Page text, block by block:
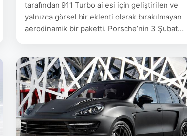
tarafından 911 Turbo ailesi için geliştirilen ve
yalnızca görsel bir eklenti olarak bırakılmayan
aerodinamik bir paketti. Porsche’nin 3 Şubat
tasarlanan arka kapak yapısını bir araya
getiriyordu. Sabit arka kenar, yan winglet
parçaları ve açısı ayarlanabilen hareketli …